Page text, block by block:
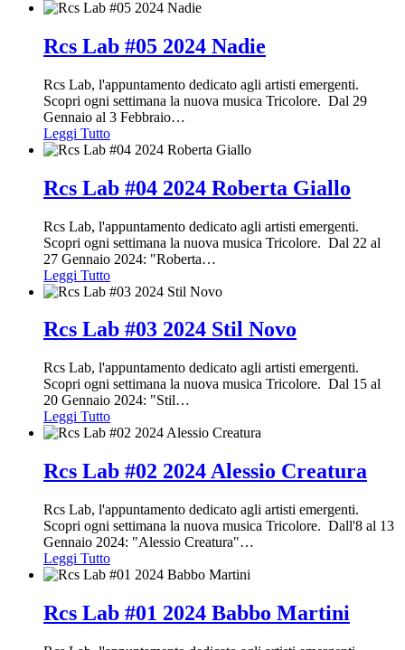
Rcs Lab #05 2024 Nadie
Rcs Lab, l'appuntamento dedicato agli artisti emergenti.
Scopri ogni settimana la nuova musica Tricolore. Dal 29
Gennaio al 3 Febbraio…
Leggi Tutto
Rcs Lab #04 2024 Roberta Giallo
Rcs Lab, l'appuntamento dedicato agli artisti emergenti.
Scopri ogni settimana la nuova musica Tricolore. Dal 22 al
27 Gennaio 2024: "Roberta…
Leggi Tutto
Rcs Lab #03 2024 Stil Novo
Rcs Lab, l'appuntamento dedicato agli artisti emergenti.
Scopri ogni settimana la nuova musica Tricolore. Dal 15 al
20 Gennaio 2024: "Stil…
Leggi Tutto
Rcs Lab #02 2024 Alessio Creatura
Rcs Lab, l'appuntamento dedicato agli artisti emergenti.
Scopri ogni settimana la nuova musica Tricolore. Dall'8 al 13
Gennaio 2024: "Alessio Creatura"…
Leggi Tutto
Rcs Lab #01 2024 Babbo Martini